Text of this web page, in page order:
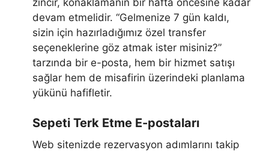
devam etmelidir. “Gelmenize 7 gün kaldı,
sizin için hazırladığımız özel transfer
seçeneklerine göz atmak ister misiniz?”
tarzında bir e-posta, hem bir hizmet satışı
sağlar hem de misafirin üzerindeki planlama
yükünü hafifletir.
Sepeti Terk Etme E-postaları
Web sitenizde rezervasyon adımlarını takip